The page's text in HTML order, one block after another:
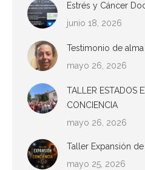
Estrés y Cáncer
junio 18, 2026
Testimonio de
mayo 26, 2026
TALLER ESTADOS
CONCIENCIA
mayo 26, 2026
Taller Expansión
mayo 25, 2026